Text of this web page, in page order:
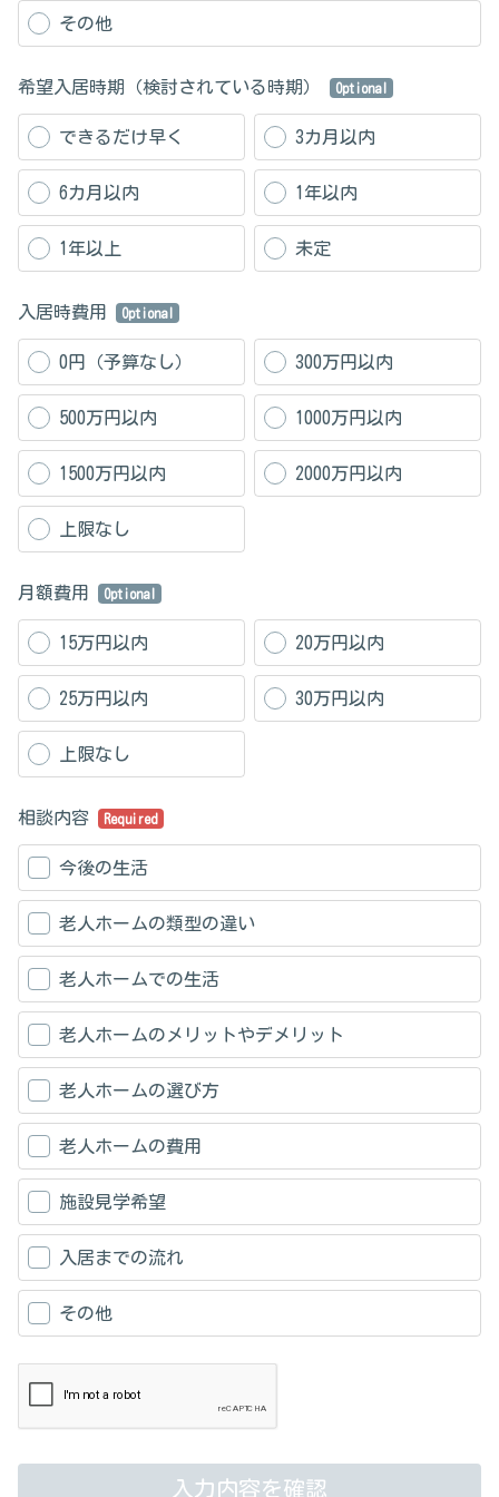
その他
希望入居時期（検討されている時期） Optional
できるだけ早く 3カ月以内
6カ月以内 1年以内
1年以上 未定
入居時費用 Optional
0円（予算なし） 300万円以内
500万円以内 1000万円以内
1500万円以内 2000万円以内
上限なし
月額費用 Optional
15万円以内 20万円以内
25万円以内 30万円以内
上限なし
相談内容 Required
今後の生活
老人ホームの類型の違い
老人ホームでの生活
老人ホームのメリットやデメリット
老人ホームの選び方
老人ホームの費用
施設見学希望
入居までの流れ
その他
入力内容を確認